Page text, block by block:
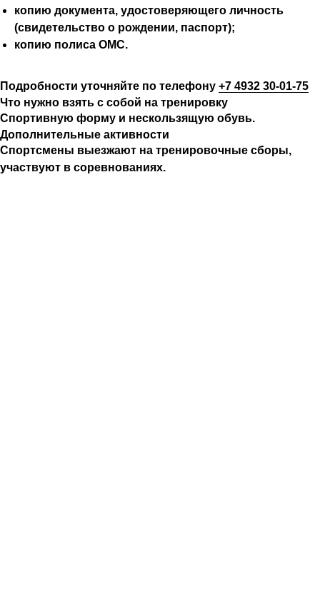
копию документа, удостоверяющего личность
(свидетельство о рождении, паспорт);
копию полиса ОМС.
Подробности уточняйте по телефону +7 4932 30-01-75
Что нужно взять с собой на тренировку
Спортивную форму и нескользящую обувь.
Дополнительные активности
Спортсмены выезжают на тренировочные сборы,
участвуют в соревнованиях.